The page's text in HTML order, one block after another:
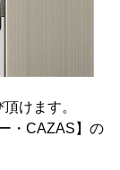
けます。
・CAZAS】の